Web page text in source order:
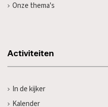
Onze thema's
Activiteiten
In de kijker
Kalender